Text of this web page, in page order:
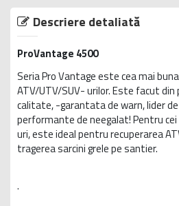
Descriere detaliată
ProVantage 4500
Seria Pro Vantage este cea mai
ATV/UTV/SUV- urilor. Este facut din
calitate, -garantata de warn, lider
performante de neegalat! Pentru
uri, este ideal pentru recuperarea
tragerea sarcini grele pe santier.
.